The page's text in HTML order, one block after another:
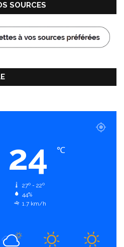
SOURCES
24 ℃
27º - 22º
44%
1.7 km/h